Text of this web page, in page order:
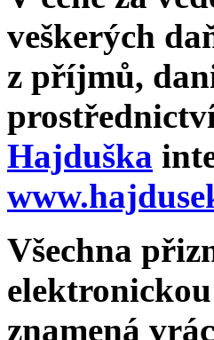
veškerých
z příjmů,
Hajduška
Všechna
znamená